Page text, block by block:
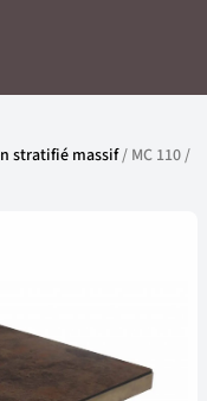
stratifié massif/ MC 110 /